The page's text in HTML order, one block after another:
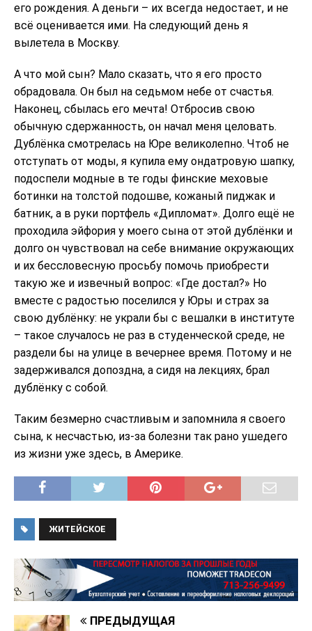
его рождения. А деньги – их всегда недостает, и не
всё оценивается ими. На следующий день я
вылетела в Москву.
А что мой сын? Мало сказать, что я его просто
обрадовала. Он был на седьмом небе от счастья.
Наконец, сбылась его мечта! Отбросив свою
обычную сдержанность, он начал меня целовать.
Дублёнка смотрелась на Юре великолепно. Чтоб не
отступать от моды, я купила ему ондатровую шапку,
подоспели модные в те годы финские меховые
ботинки на толстой подошве, кожаный пиджак и
батник, а в руки портфель «Дипломат». Долго ещё не
проходила эйфория у моего сына от этой дублёнки и
долго он чувствовал на себе внимание окружающих
и их бессловесную просьбу помочь приобрести
такую же и извечный вопрос: «Где достал?» Но
вместе с радостью поселился у Юры и страх за
свою дублёнку: не украли бы с вешалки в институте
– такое случалось не раз в студенческой среде, не
раздели бы на улице в вечернее время. Потому и не
задерживался допоздна, а сидя на лекциях, брал
дублёнку с собой.
Таким безмерно счастливым и запомнила я своего
сына, к несчастью, из-за болезни так рано ушедего
из жизни уже здесь, в Америке.
ЖИТЕЙСКОЕ
ПРЕДЫДУЩАЯ